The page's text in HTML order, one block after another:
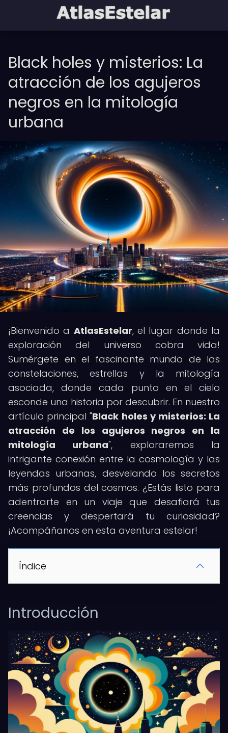
Black holes y misterios: La
atracción de los agujeros
negros en la mitología
urbana
¡Bienvenido a AtlasEstelar, el lugar donde la
exploración del universo cobra vida!
Sumérgete en el fascinante mundo de las
constelaciones, estrellas y la mitología
asociada, donde cada punto en el cielo
esconde una historia por descubrir. En nuestro
artículo principal "Black holes y misterios: La
atracción de los agujeros negros en la
mitología urbana", exploraremos la
intrigante conexión entre la cosmología y las
leyendas urbanas, desvelando los secretos
más profundos del cosmos. ¿Estás listo para
adentrarte en un viaje que desafiará tus
creencias y despertará tu curiosidad?
¡Acompáñanos en esta aventura estelar!
Índice
Introducción